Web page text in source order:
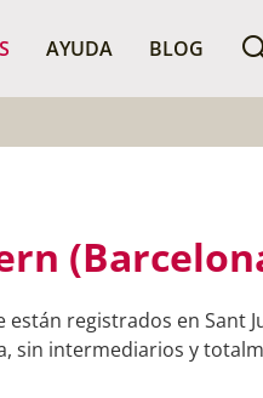
AYUDA BLOG
BUSCAR PROFESIONALES
registrados en Sant
sin intermediarios y